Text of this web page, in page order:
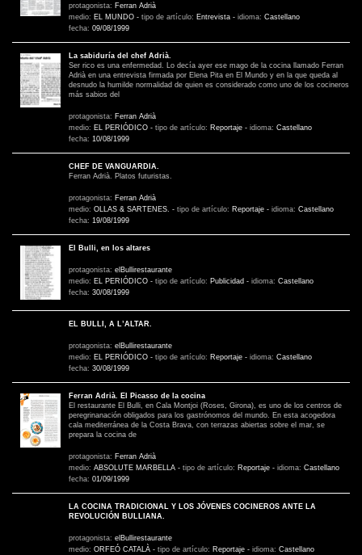
protagonista: Ferran Adrià
medio: EL MUNDO - tipo de artículo: Entrevista - idioma: Castellano
fecha: 09/08/1999
La sabiduría del chef Adrià.
Ser rico es una enfermedad. Lo decía ayer ese mago de la cocina llamado Ferran
Adrià en una entrevista firmada por Elena Pita en El Mundo y en la que queda al
desnudo la humilde normalidad de quien es considerado como uno de los cocineros
más sabios del
protagonista: Ferran Adrià
medio: EL PERIÓDICO - tipo de artículo: Reportaje - idioma: Castellano
fecha: 10/08/1999
CHEF DE VANGUARDIA.
Ferran Adrià. Platos futuristas.
protagonista: Ferran Adrià
medio: OLLAS & SARTENES. - tipo de artículo: Reportaje - idioma: Castellano
fecha: 19/08/1999
El Bulli, en los altares
protagonista: elBullirestaurante
medio: EL PERIÓDICO - tipo de artículo: Publicidad - idioma: Castellano
fecha: 30/08/1999
EL BULLI, A L’ALTAR.
protagonista: elBullirestaurante
medio: EL PERIÓDICO - tipo de artículo: Reportaje - idioma: Castellano
fecha: 30/08/1999
Ferran Adrià. El Picasso de la cocina
El restaurante El Bulli, en Cala Montjoi (Roses, Girona), es uno de los centros de
peregrinanación obligados para los gastrónomos del mundo. En esta acogedora
cala mediterránea de la Costa Brava, con terrazas abiertas sobre el mar, se
prepara la cocina de
protagonista: Ferran Adrià
medio: ABSOLUTE MARBELLA - tipo de artículo: Reportaje - idioma: Castellano
fecha: 01/09/1999
LA COCINA TRADICIONAL Y LOS JÓVENES COCINEROS ANTE LA
REVOLUCIÓN BULLIANA.
protagonista: elBullirestaurante
medio: ORFEÓ CATALÀ - tipo de artículo: Reportaje - idioma: Castellano